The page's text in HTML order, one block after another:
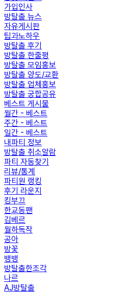
가입인사
방탈출 뉴스
자유게시판
팁과노하우
방탈출 후기
방탈출 한줄평
방탈출 모임홍보
방탈출 양도/교환
방탈출 업체홍보
방탈출 궁합공유
베스트 게시물
월간 - 베스트
주간 - 베스트
일간 - 베스트
내파티 정보
방탈출 취소알람
파티 자동찾기
리뷰/통계
파티원 랭킹
후기 라운지
킹부끄
한교동팬
김베르
월하독작
공아
방꽃
뱅뱅
방탈출한조각
나르
AJ방탈출